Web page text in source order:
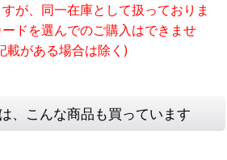
が、同一在庫として扱っておりま
ドを選んでのご購入はできませ
載がある場合は除く)
、こんな商品も買っています